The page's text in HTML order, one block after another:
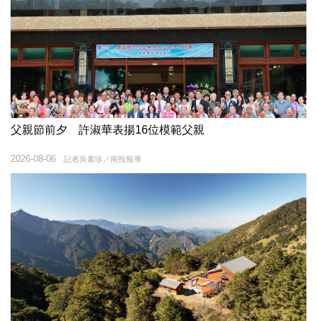
父親節前夕 許淑華表揚16位模範父親
記者吳素珍／南投報導
2026-08-06